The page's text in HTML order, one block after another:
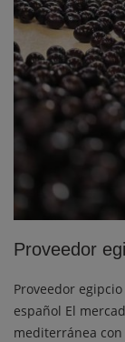
Proveedor
Proveedor
español El
mediterránea